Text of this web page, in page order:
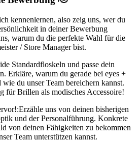
kennenlernen, also zeig uns, wer du
in deiner Bewerbung
warum du die perfekte Wahl für die
/ Store Manager bist.
Standardfloskeln und passe dein
Erkläre, warum du gerade bei eyes +
du unser Team bereichern kannst.
für Brillen als modisches Accessoire!
Erzähle uns von deinen bisherigen
und der Personalführung. Konkrete
von deinen Fähigkeiten zu bekommen
Team unterstützen kannst.